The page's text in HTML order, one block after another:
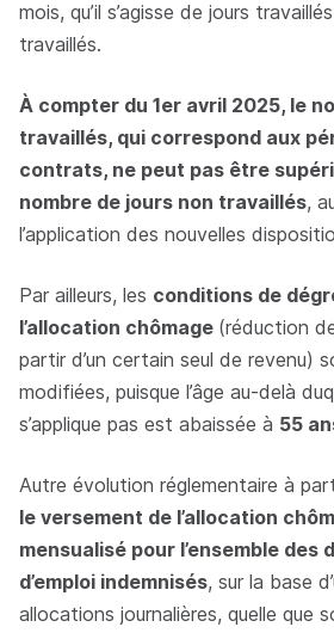
mois, qu’il s’agisse de jours
travaillés.
À compter du 1er avril 2025, le
travaillés, qui correspond aux
contrats, ne peut pas être
nombre de jours non travaillés,
l’application des nouvelles
Par ailleurs, les conditions de
l’allocation chômage (réduction
partir d’un certain seul de revenu)
modifiées, puisque l’âge au-delà
s’applique pas est abaissée à 55
Autre évolution réglementaire à
le versement de l’allocation
mensualisé pour l’ensemble des
d’emploi indemnisés, sur la base
allocations journalières, quelle que